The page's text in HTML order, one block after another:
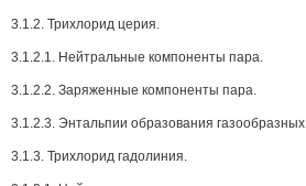
3.1.2. Трихлорид церия.
3.1.2.1. Нейтральные компоненты пара.
3.1.2.2. Заряженные компоненты пара.
3.1.2.3. Энтальпии образования
3.1.3. Трихлорид гадолиния.